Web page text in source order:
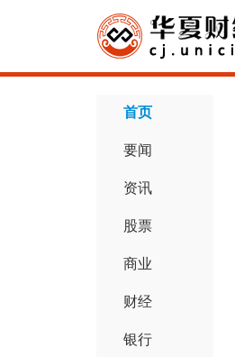
首页
要闻
资讯
股票
商业
财经
银行